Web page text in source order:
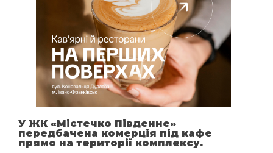
У ЖК «Містечко Південне»
передбачена комерція під кафе
прямо на території комплексу.